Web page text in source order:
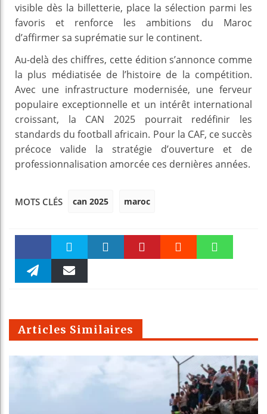
visible dès la billetterie, place la sélection parmi les
favoris et renforce les ambitions du Maroc
d’affirmer sa suprématie sur le continent.
Au-delà des chiffres, cette édition s’annonce comme
la plus médiatisée de l’histoire de la compétition.
Avec une infrastructure modernisée, une ferveur
populaire exceptionnelle et un intérêt international
croissant, la CAN 2025 pourrait redéfinir les
standards du football africain. Pour la CAF, ce succès
précoce valide la stratégie d’ouverture et de
professionnalisation amorcée ces dernières années.
MOTS CLÉS can 2025 maroc
Faceboo Twitter
m
Articles Similaires